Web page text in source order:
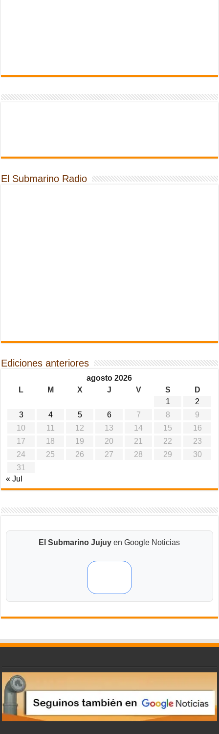
El Submarino Radio
Ediciones anteriores
agosto 2026
L
M X J V S
D
1
2
3
4 5 6 7 8
9
10
11 12 13 14 15
16
17
18 19 20 21 22
23
24
25 26 27 28 29
30
31
« Jul
El Submarino Jujuy en Google Noticias